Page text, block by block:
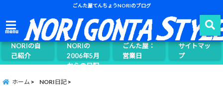
ごんた屋てんちょうNORIのブログ
menu
NORIの自
己紹介
ごんた屋て
んちょう
NORIの
2006年5月
からの日記
ごんた屋：
営業日
サイトマッ
プ
ホーム NORI日記